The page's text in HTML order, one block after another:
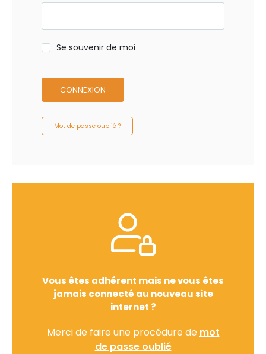
Se souvenir de moi
CONNEXION
Mot de passe oublié ?
Vous êtes adhérent mais ne vous êtes
jamais connecté au nouveau site
internet ?
Merci de faire une procédure de mot
de passe oublié